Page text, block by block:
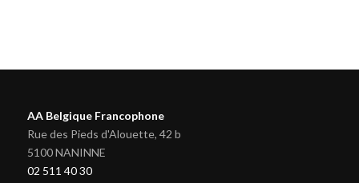
AA Belgique Francophone
Rue des Pieds d'Alouette, 42 b
5100 NANINNE
02 511 40 30